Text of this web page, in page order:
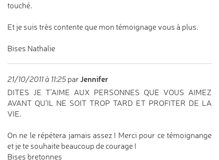
touché.
Et je suis très contente que mon témoignage vous à plus.
Bises Nathalie
21/10/2011 à 11:25 par Jennifer
DITES JE T’AIME AUX PERSONNES QUE VOUS AIMEZ
AVANT QU’IL NE SOIT TROP TARD ET PROFITER DE LA
VIE.
On ne le répétera jamais assez ! Merci pour ce témoignange
et je te souhaite beaucoup de courage !
Bises bretonnes